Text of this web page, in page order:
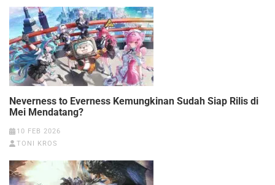
Neverness to Everness Kemungkinan Sudah Siap Rilis di
Mei Mendatang?
10 FEB 2026
TONI KROS